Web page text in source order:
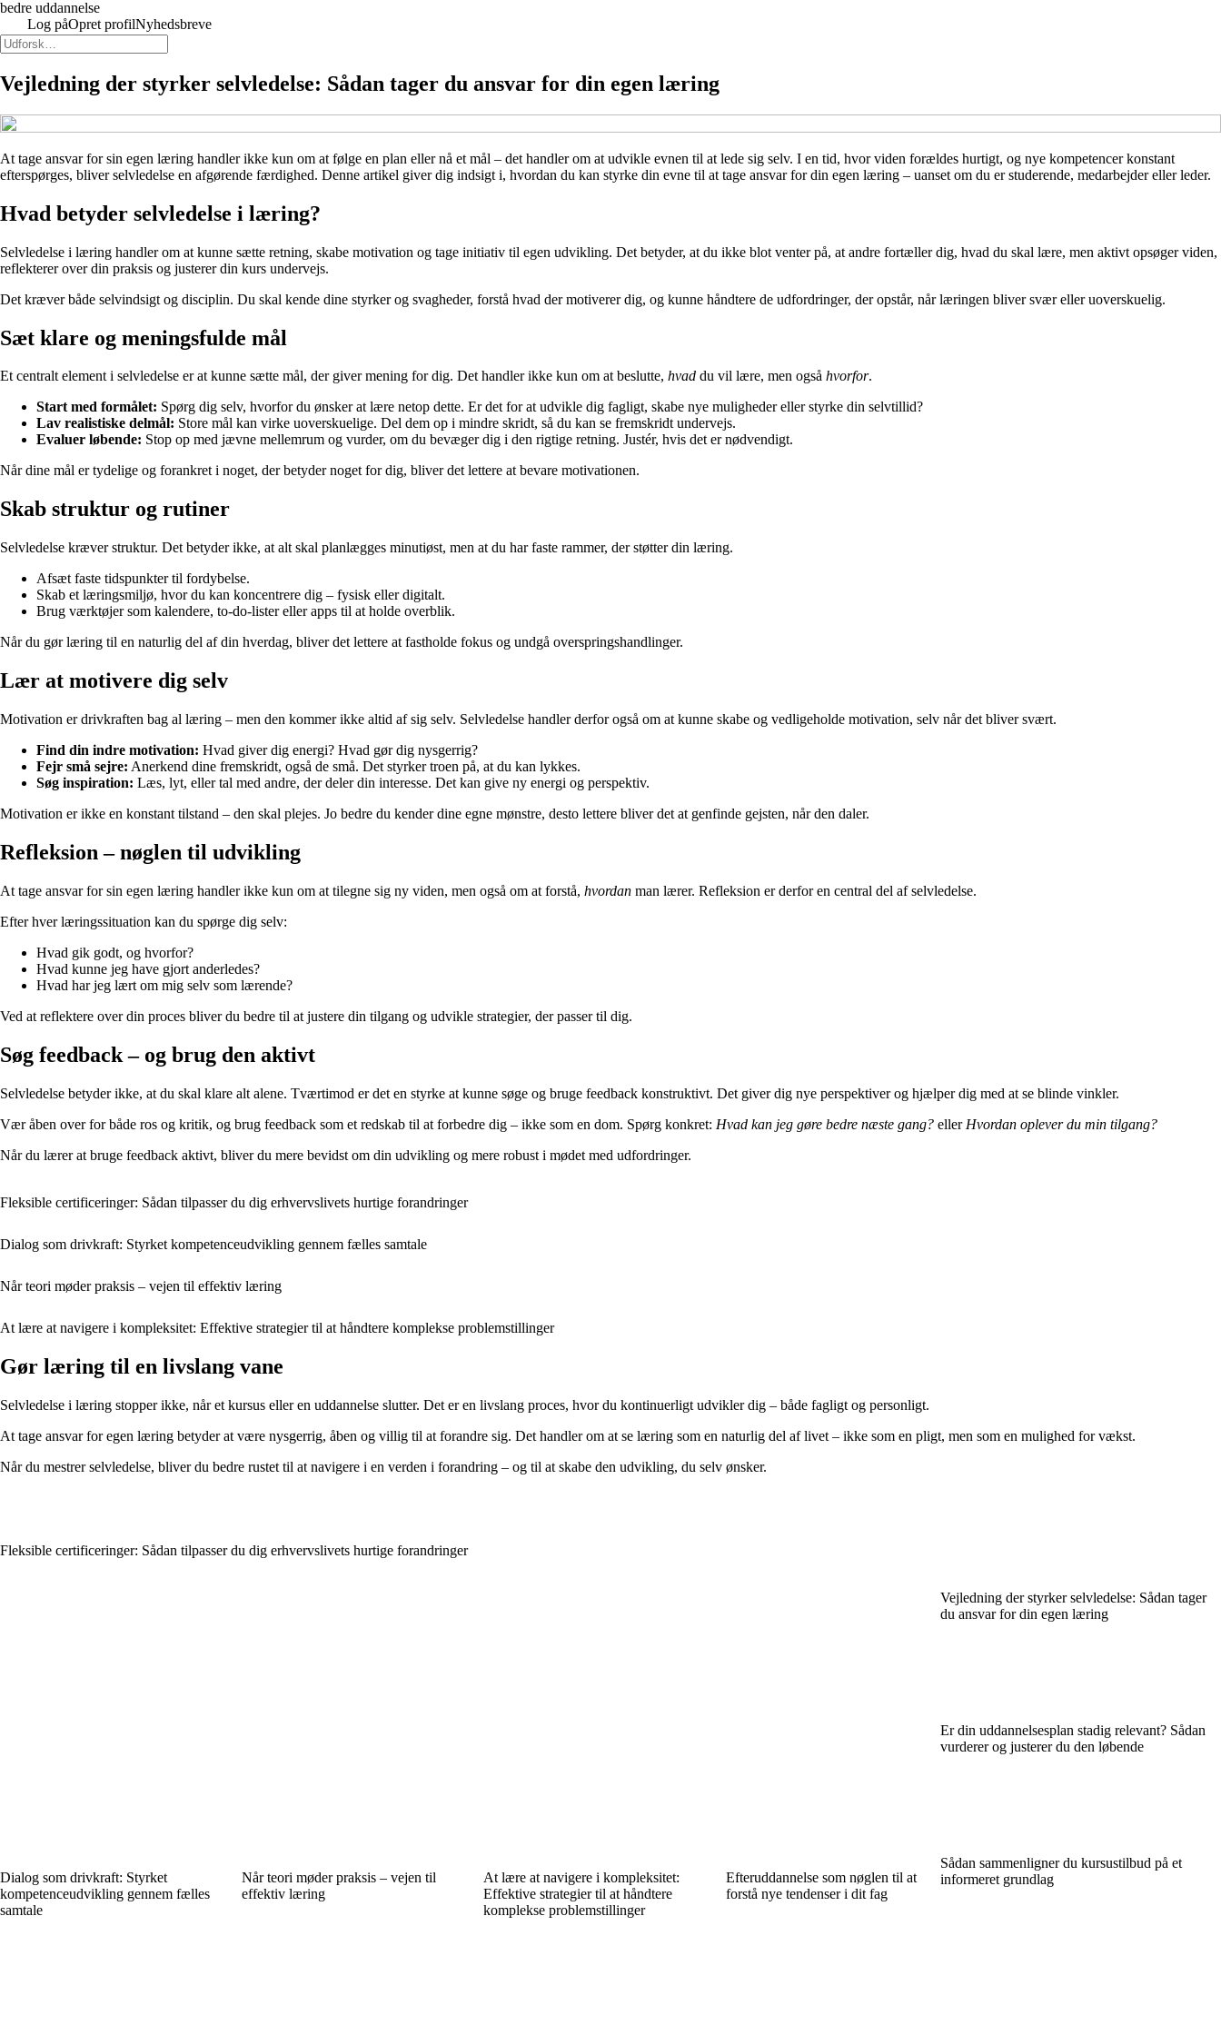
bedre uddannelse
Log påOpret profilNyhedsbreve
Vejledning der styrker selvledelse: Sådan tager du ansvar for din egen læring
At tage ansvar for sin egen læring handler ikke kun om at følge en plan eller nå et mål – det handler om at udvikle evnen til at lede sig selv. I en tid, hvor viden forældes hurtigt, og nye kompetencer konstant
efterspørges, bliver selvledelse en afgørende færdighed. Denne artikel giver dig indsigt i, hvordan du kan styrke din evne til at tage ansvar for din egen læring – uanset om du er studerende, medarbejder eller leder.
Hvad betyder selvledelse i læring?
Selvledelse i læring handler om at kunne sætte retning, skabe motivation og tage initiativ til egen udvikling. Det betyder, at du ikke blot venter på, at andre fortæller dig, hvad du skal lære, men aktivt opsøger viden,
reflekterer over din praksis og justerer din kurs undervejs.
Det kræver både selvindsigt og disciplin. Du skal kende dine styrker og svagheder, forstå hvad der motiverer dig, og kunne håndtere de udfordringer, der opstår, når læringen bliver svær eller uoverskuelig.
Sæt klare og meningsfulde mål
Et centralt element i selvledelse er at kunne sætte mål, der giver mening for dig. Det handler ikke kun om at beslutte, hvad du vil lære, men også hvorfor.
Start med formålet: Spørg dig selv, hvorfor du ønsker at lære netop dette. Er det for at udvikle dig fagligt, skabe nye muligheder eller styrke din selvtillid?
Lav realistiske delmål: Store mål kan virke uoverskuelige. Del dem op i mindre skridt, så du kan se fremskridt undervejs.
Evaluer løbende: Stop op med jævne mellemrum og vurder, om du bevæger dig i den rigtige retning. Justér, hvis det er nødvendigt.
Når dine mål er tydelige og forankret i noget, der betyder noget for dig, bliver det lettere at bevare motivationen.
Skab struktur og rutiner
Selvledelse kræver struktur. Det betyder ikke, at alt skal planlægges minutiøst, men at du har faste rammer, der støtter din læring.
Afsæt faste tidspunkter til fordybelse.
Skab et læringsmiljø, hvor du kan koncentrere dig – fysisk eller digitalt.
Brug værktøjer som kalendere, to-do-lister eller apps til at holde overblik.
Når du gør læring til en naturlig del af din hverdag, bliver det lettere at fastholde fokus og undgå overspringshandlinger.
Lær at motivere dig selv
Motivation er drivkraften bag al læring – men den kommer ikke altid af sig selv. Selvledelse handler derfor også om at kunne skabe og vedligeholde motivation, selv når det bliver svært.
Find din indre motivation: Hvad giver dig energi? Hvad gør dig nysgerrig?
Fejr små sejre: Anerkend dine fremskridt, også de små. Det styrker troen på, at du kan lykkes.
Søg inspiration: Læs, lyt, eller tal med andre, der deler din interesse. Det kan give ny energi og perspektiv.
Motivation er ikke en konstant tilstand – den skal plejes. Jo bedre du kender dine egne mønstre, desto lettere bliver det at genfinde gejsten, når den daler.
Refleksion – nøglen til udvikling
At tage ansvar for sin egen læring handler ikke kun om at tilegne sig ny viden, men også om at forstå, hvordan man lærer. Refleksion er derfor en central del af selvledelse.
Efter hver læringssituation kan du spørge dig selv:
Hvad gik godt, og hvorfor?
Hvad kunne jeg have gjort anderledes?
Hvad har jeg lært om mig selv som lærende?
Ved at reflektere over din proces bliver du bedre til at justere din tilgang og udvikle strategier, der passer til dig.
Søg feedback – og brug den aktivt
Selvledelse betyder ikke, at du skal klare alt alene. Tværtimod er det en styrke at kunne søge og bruge feedback konstruktivt. Det giver dig nye perspektiver og hjælper dig med at se blinde vinkler.
Vær åben over for både ros og kritik, og brug feedback som et redskab til at forbedre dig – ikke som en dom. Spørg konkret: Hvad kan jeg gøre bedre næste gang? eller Hvordan oplever du min tilgang?
Når du lærer at bruge feedback aktivt, bliver du mere bevidst om din udvikling og mere robust i mødet med udfordringer.
Fleksible certificeringer: Sådan tilpasser du dig erhvervslivets hurtige forandringer
Dialog som drivkraft: Styrket kompetenceudvikling gennem fælles samtale
Når teori møder praksis – vejen til effektiv læring
At lære at navigere i kompleksitet: Effektive strategier til at håndtere komplekse problemstillinger
Gør læring til en livslang vane
Selvledelse i læring stopper ikke, når et kursus eller en uddannelse slutter. Det er en livslang proces, hvor du kontinuerligt udvikler dig – både fagligt og personligt.
At tage ansvar for egen læring betyder at være nysgerrig, åben og villig til at forandre sig. Det handler om at se læring som en naturlig del af livet – ikke som en pligt, men som en mulighed for vækst.
Når du mestrer selvledelse, bliver du bedre rustet til at navigere i en verden i forandring – og til at skabe den udvikling, du selv ønsker.
Fleksible certificeringer: Sådan tilpasser du dig erhvervslivets hurtige forandringer
Dialog som drivkraft: Styrket
kompetenceudvikling gennem fælles
samtale
Når teori møder praksis – vejen til
effektiv læring
At lære at navigere i kompleksitet:
Effektive strategier til at håndtere
komplekse problemstillinger
Efteruddannelse som nøglen til at
forstå nye tendenser i dit fag
Vejledning der styrker selvledelse: Sådan tager
du ansvar for din egen læring
Er din uddannelsesplan stadig relevant? Sådan
vurderer og justerer du den løbende
Sådan sammenligner du kursustilbud på et
informeret grundlag